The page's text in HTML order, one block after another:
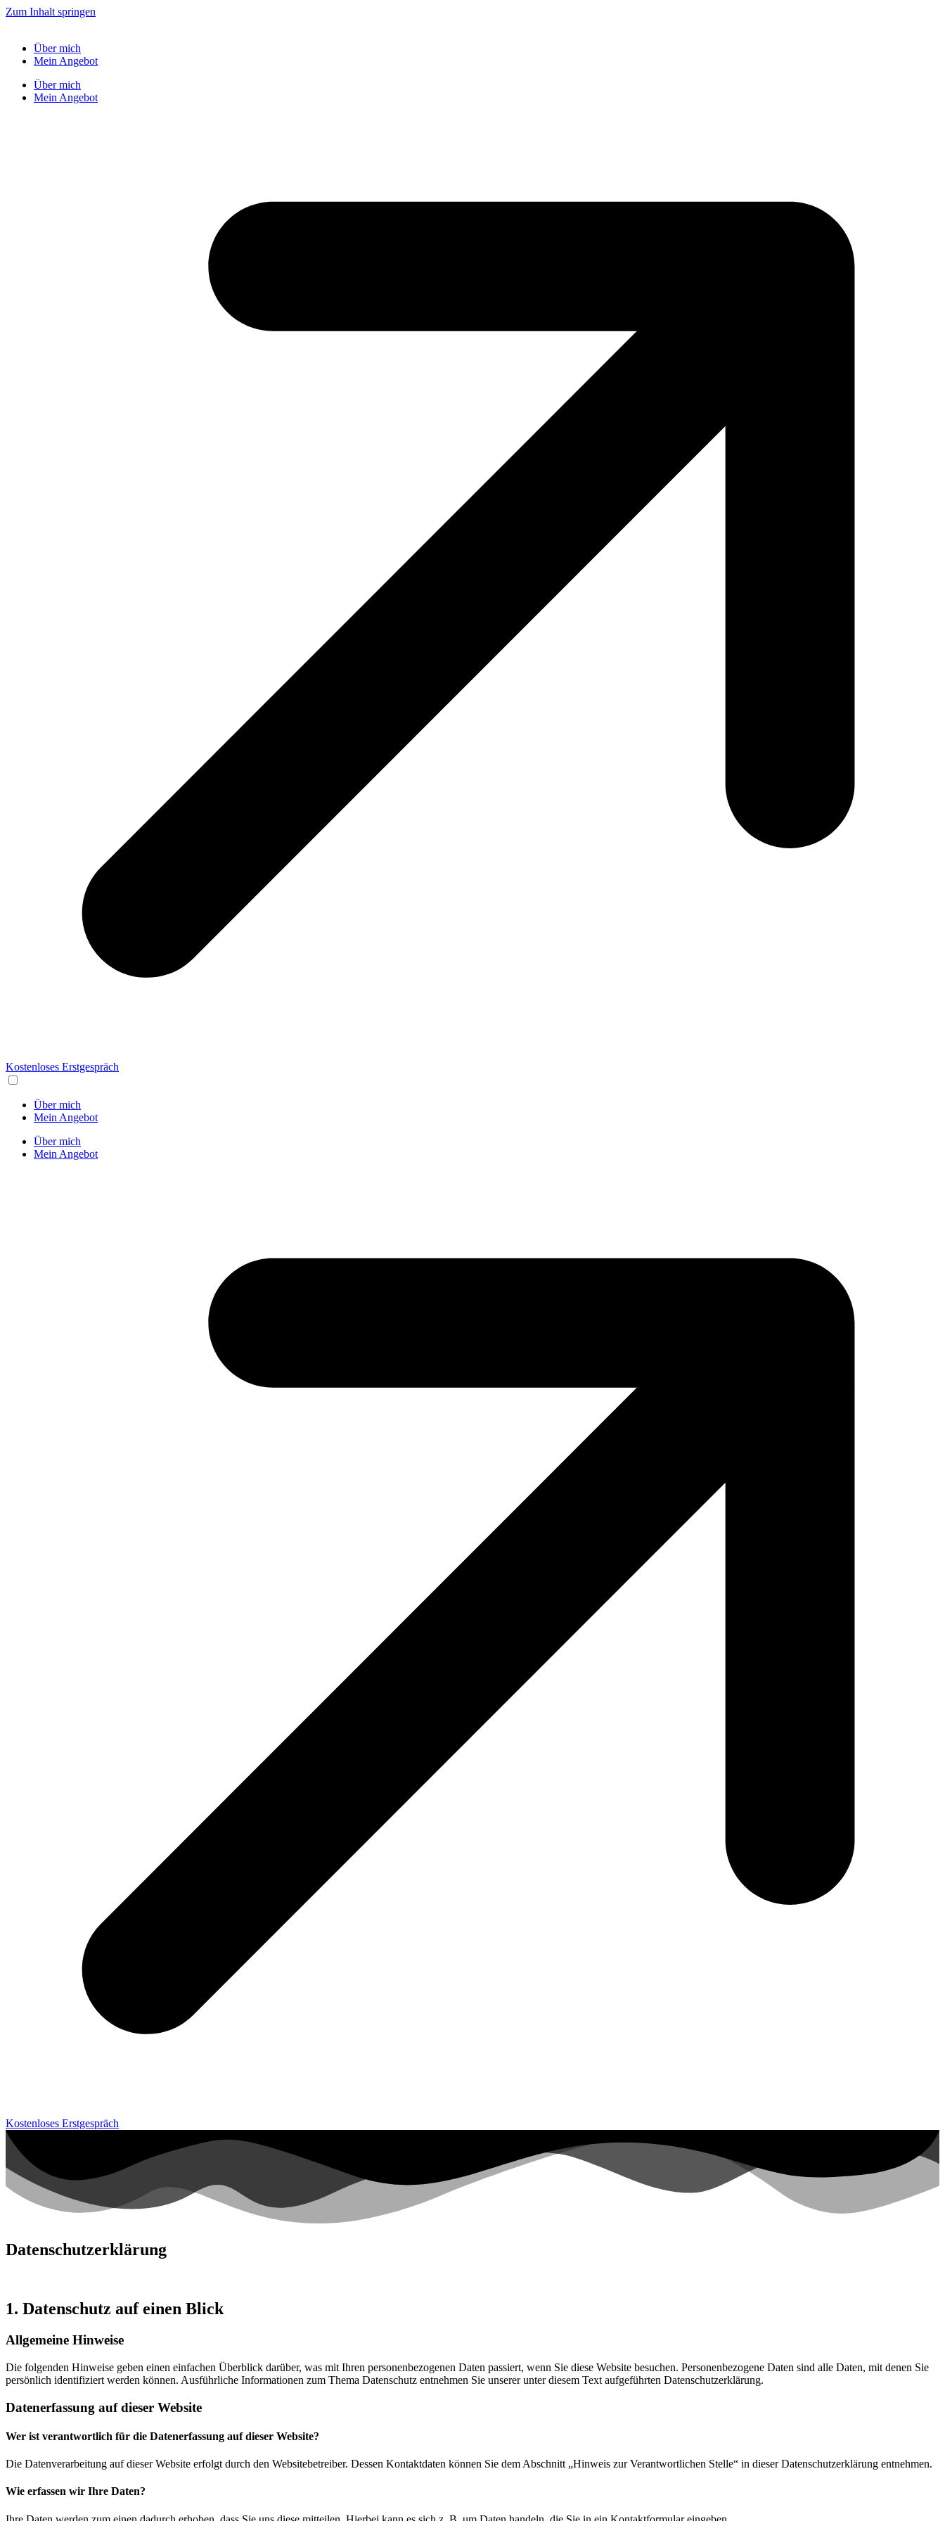
Zum Inhalt springen
Über mich
Mein Angebot
Über mich
Mein Angebot
Kostenloses Erstgespräch
Über mich
Mein Angebot
Über mich
Mein Angebot
Kostenloses Erstgespräch
Datenschutz­erklärung
1. Datenschutz auf einen Blick
Allgemeine Hinweise
Die folgenden Hinweise geben einen einfachen Überblick darüber, was mit Ihren personenbezogenen Daten passiert, wenn Sie diese Website besuchen. Personenbezogene Daten sind alle Daten, mit denen Sie
persönlich identifiziert werden können. Ausführliche Informationen zum Thema Datenschutz entnehmen Sie unserer unter diesem Text aufgeführten Datenschutzerklärung.
Datenerfassung auf dieser Website
Wer ist verantwortlich für die Datenerfassung auf dieser Website?
Die Datenverarbeitung auf dieser Website erfolgt durch den Websitebetreiber. Dessen Kontaktdaten können Sie dem Abschnitt „Hinweis zur Verantwortlichen Stelle“ in dieser Datenschutzerklärung entnehmen.
Wie erfassen wir Ihre Daten?